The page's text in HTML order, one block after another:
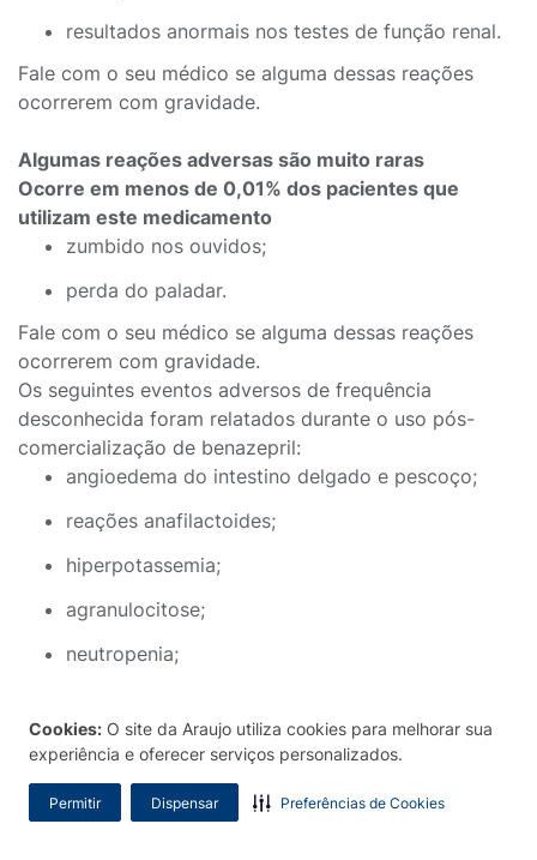
Cookies: O site da Araujo utiliza cookies para melhorar sua
experiência e oferecer serviços personalizados.
Permitir Dispensar Preferências de Cookies
resultados anormais nos testes de função renal.
Fale com o seu médico se alguma dessas reações
ocorrerem com gravidade.
Algumas reações adversas são muito raras
Ocorre em menos de 0,01% dos pacientes que
utilizam este medicamento
zumbido nos ouvidos;
perda do paladar.
Fale com o seu médico se alguma dessas reações
ocorrerem com gravidade.
Os seguintes eventos adversos de frequência
desconhecida foram relatados durante o uso pós-
comercialização de benazepril:
angioedema do intestino delgado e pescoço;
reações anafilactoides;
hiperpotassemia;
agranulocitose;
neutropenia;
Informe ao seu médico ou farmacêutico ou
profissional da saúde se você notar quaisquer outras
reações adversas não mencionadas nessa bula.
Pacientes tomando este medicamento podem tomar